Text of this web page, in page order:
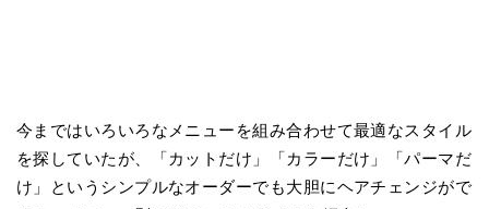
今まではいろいろなメニューを組み合わせて最適なスタイル
を探していたが、「カットだけ」「カラーだけ」「パーマだ
け」というシンプルなオーダーでも大胆にヘアチェンジがで